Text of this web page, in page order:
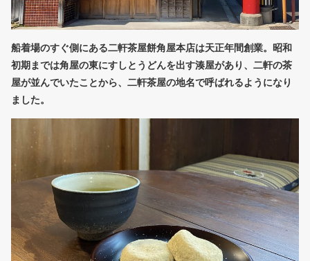
船着場のすぐ側にある二軒茶屋餅角屋本店は天正年間創業。昭和
初期までは角屋の東にすしとうどんを出す湊屋があり、二軒の茶
屋が並んでいたことから、二軒茶屋の地名で呼ばれるようになり
ました。